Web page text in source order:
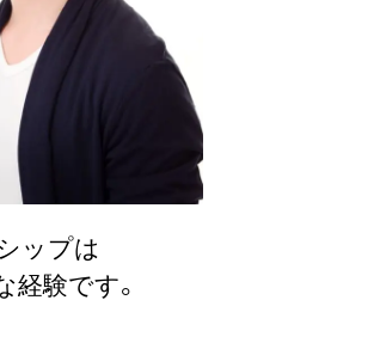
ップは
経験です。